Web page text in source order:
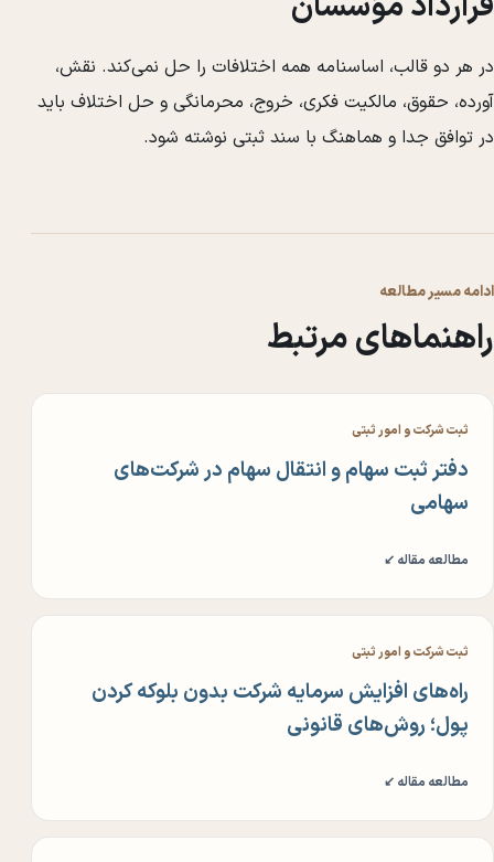
در هر دو قالب، اساسنامه همه اختلافات را حل نمی‌کند. نقش،
آورده، حقوق، مالکیت فکری، خروج، محرمانگی و حل اختلاف باید
در توافق جدا و هماهنگ با سند ثبتی نوشته شود.
ادامه مسیر مطالعه
راهنماهای مرتبط
ثبت شرکت و امور ثبتی
دفتر ثبت سهام و انتقال سهام در شرکت‌های
سهامی
مطالعه مقاله ↙
ثبت شرکت و امور ثبتی
راه‌های افزایش سرمایه شرکت بدون بلوکه کردن
پول؛ روش‌های قانونی
مطالعه مقاله ↙